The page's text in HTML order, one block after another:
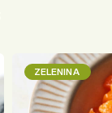
ZELENINA